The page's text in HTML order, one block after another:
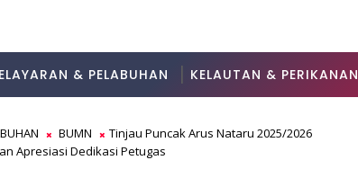
& PELABUHAN KELAUTAN & PERIKANAN
BUMN
Tinjau Puncak Arus Nataru 2025/2026
Apresiasi Dedikasi Petugas